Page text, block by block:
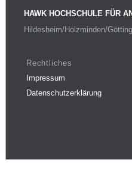
HAWK HOCHSCHULE FÜR
Hildesheim/Holzminden/
Rechtliches
Impressum
Datenschutzerklärung